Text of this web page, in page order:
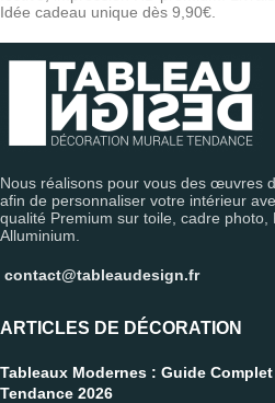
Idée cadeau unique dès 9,90€.
Nous réalisons pour vous des œuvres
afin de personnaliser votre intérieur
qualité Premium sur toile, cadre photo,
Alluminium.
contact@tableaudesign.fr
ARTICLES DE DÉCORATION
Tableaux Modernes : Guide
Tendance 2026